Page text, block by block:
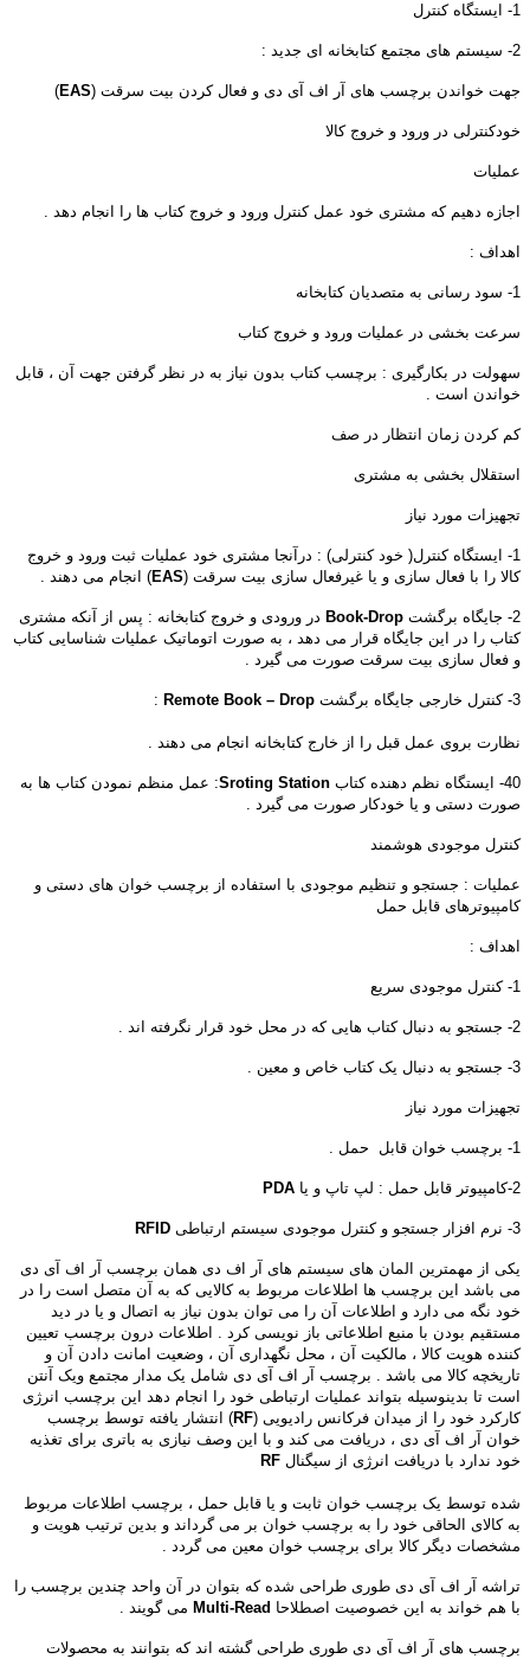
1- ایستگاه کنترل
2- سیستم های مجتمع کتابخانه ای جدید :
جهت خواندن برچسب های آر اف آی دی و فعال کردن بیت سرقت (EAS
)
خودکنترلی در ورود و خروج کالا
عملیات
اجازه دهیم که مشتری خود عمل کنترل ورود و خروج کتاب ها را انجام دهد .
اهداف :
1- سود رسانی به متصدیان کتابخانه
سرعت بخشی در عملیات ورود و خروج کتاب
سهولت در بکارگیری : برچسب کتاب بدون نیاز به در نظر گرفتن جهت آن ، قابل
خواندن است .
کم کردن زمان انتظار در صف
استقلال بخشی به مشتری
تجهیزات مورد نیاز
1- ایستگاه کنترل( خود کنترلی) : درآنجا مشتری خود عملیات ثبت ورود و خروج
کالا را با فعال سازی و یا غیرفعال سازی بیت سرقت (EAS) انجام می دهند .
2- جایگاه برگشت Book-Drop در ورودی و خروج کتابخانه : پس از آنکه مشتری
کتاب را در این جایگاه قرار می دهد ، به صورت اتوماتیک عملیات شناسایی کتاب
و فعال سازی بیت سرقت صورت می گیرد .
3- کنترل خارجی جایگاه برگشت Remote Book – Drop
:
نظارت بروی عمل قبل را از خارج کتابخانه انجام می دهند .
40- ایستگاه نظم دهنده کتاب Sroting Station: عمل منظم نمودن کتاب ها به
صورت دستی و یا خودکار صورت می گیرد .
کنترل موجودی هوشمند
عملیات : جستجو و تنظیم موجودی با استفاده از برچسب خوان های دستی و
کامپیوترهای قابل حمل
اهداف :
1- کنترل موجودی سریع
2- جستجو به دنبال کتاب هایی که در محل خود قرار نگرفته اند .
3- جستجو به دنبال یک کتاب خاص و معین .
تجهیزات مورد نیاز
1- برچسب خوان قابل حمل .
2-کامپیوتر قابل حمل : لپ تاپ و یا PDA
3- نرم افزار جستجو و کنترل موجودی سیستم ارتباطی RFID
یکی از مهمترین المان های سیستم های آر اف دی همان برچسب آر اف آی دی
می باشد این برچسب ها اطلاعات مربوط به کالایی که به آن متصل است را در
خود نگه می دارد و اطلاعات آن را می توان بدون نیاز به اتصال و یا در دید
مستقیم بودن با منبع اطلاعاتی باز نویسی کرد . اطلاعات درون برچسب تعیین
کننده هویت کالا ، مالکیت آن ، محل نگهداری آن ، وضعیت امانت دادن آن و
تاریخچه کالا می باشد . برچسب آر اف آی دی شامل یک مدار مجتمع ویک آنتن
است تا بدینوسیله بتواند عملیات ارتباطی خود را انجام دهد این برچسب انرژی
کارکرد خود را از میدان فرکانس رادیویی (RF) انتشار یافته توسط برچسب
خوان آر اف آی دی ، دریافت می کند و با این وصف نیازی به باتری برای تغذیه
خود ندارد با دریافت انرژی از سیگنال RF
شده توسط یک برچسب خوان ثابت و یا قابل حمل ، برچسب اطلاعات مربوط
به کالای الحاقی خود را به برچسب خوان بر می گرداند و بدین ترتیب هویت و
مشخصات دیگر کالا برای برچسب خوان معین می گردد .
تراشه آر اف آی دی طوری طراحی شده که بتوان در آن واحد چندین برچسب را
با هم خواند به این خصوصیت اصطلاحا Multi-Read می گویند .
برچسب های آر اف آی دی طوری طراحی گشته اند که بتوانند به محصولات